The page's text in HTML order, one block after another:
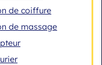
de coiffure
de massage